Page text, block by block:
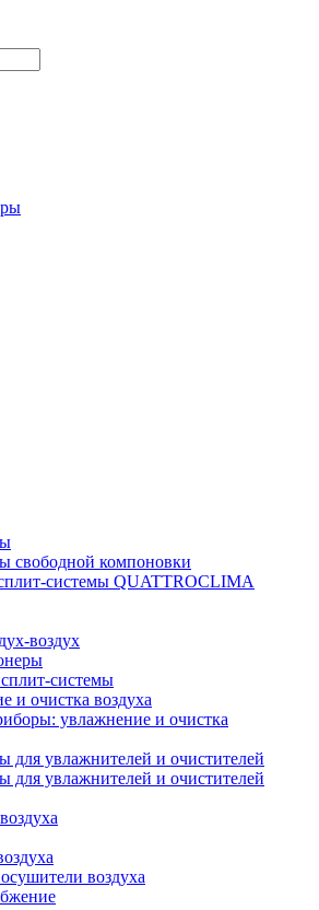
свободной компоновки
системы QUATTROCLIMA
воздух
системы
и очистка воздуха
увлажнение и очистка
для увлажнителей и очистителей
для увлажнителей и очистителей
воздуха